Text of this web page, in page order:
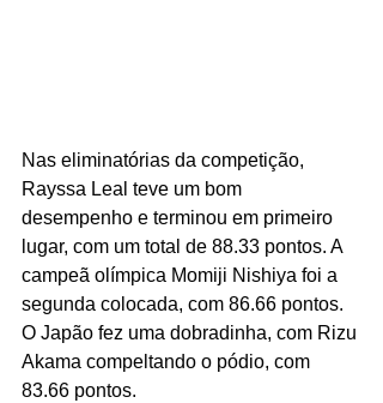
Nas eliminatórias da competição,
Rayssa Leal teve um bom
desempenho e terminou em primeiro
lugar, com um total de 88.33 pontos. A
campeã olímpica Momiji Nishiya foi a
segunda colocada, com 86.66 pontos.
O Japão fez uma dobradinha, com Rizu
Akama compeltando o pódio, com
83.66 pontos.